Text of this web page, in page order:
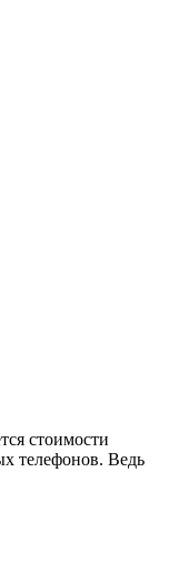
стоимости
телефонов. Ведь